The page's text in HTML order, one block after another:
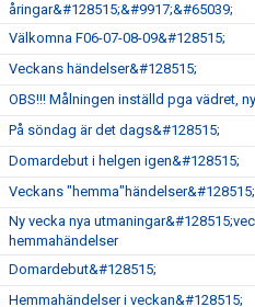
åringar&#128515;&#9917;&#65039;
Välkomna F06-07-08-09&#128515;
Veckans händelser&#128515;
OBS!!! Målningen inställd pga vädret,
På söndag är det dags&#128515;
Domardebut i helgen igen&#128515;
Veckans "hemma"händelser&#128515;
Ny vecka nya
hemmahändelser
Domardebut&#128515;
Hemmahändelser i veckan&#128515;